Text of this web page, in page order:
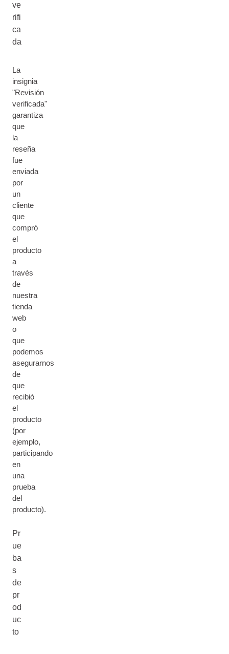
ve
rifi
ca
da
La
insignia
"Revisión
verificada"
garantiza
que
la
reseña
fue
enviada
por
un
cliente
que
compró
el
producto
a
través
de
nuestra
tienda
web
o
que
podemos
asegurarnos
de
que
recibió
el
producto
(por
ejemplo,
participando
en
una
prueba
del
producto).
Pr
ue
ba
s
de
pr
od
uc
to